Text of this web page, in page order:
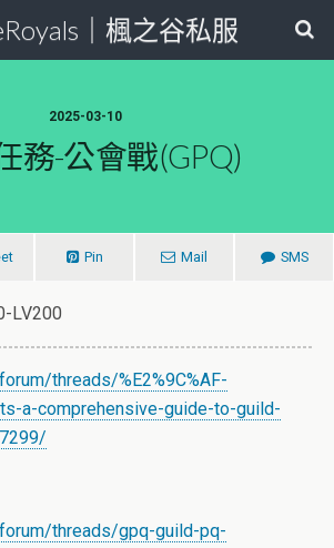
｜楓之谷私服
2025-03-10
務-公會戰(GPQ)
Pin Mail SMS
LV200
threads/%E2%9C%AF-
a-comprehensive-guide-to-guild-
threads/gpq-guild-pq-